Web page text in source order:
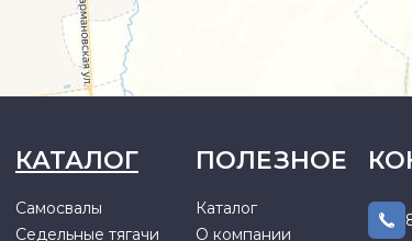
КАТАЛОГ
Самосвалы
Седельные тягачи
ПОЛЕЗНОЕ
Каталог
О компании